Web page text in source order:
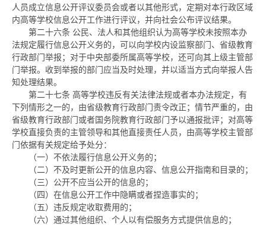
人员成立信息公开评议委员会或者以其他形式，定期对本行政区域
内高等学校信息公开工作进行评议，并向社会公布评议结果。
第二十六条 公民、法人和其他组织认为高等学校未按照本办
法规定履行信息公开义务的，可以向学校内设监察部门、省级教育
行政部门举报；对于中央部委所属高等学校，还可向其上级主管部
门举报。收到举报的部门应当及时处理，并以适当方式向举报人告
知处理结果。
第二十七条 高等学校违反有关法律法规或者本办法规定，有
下列情形之一的，由省级教育行政部门责令改正；情节严重的，由
省级教育行政部门或者国务院教育行政部门予以通报批评；对高等
学校直接负责的主管领导和其他直接责任人员，由高等学校主管部
门依据有关规定给予处分：
（一）不依法履行信息公开义务的；
（二）不及时更新公开的信息内容、信息公开指南和目录的；
（三）公开不应当公开的信息的；
（四）在信息公开工作中隐瞒或者捏造事实的；
（五）违反规定收取费用的；
（六）通过其他组织、个人以有偿服务方式提供信息的；